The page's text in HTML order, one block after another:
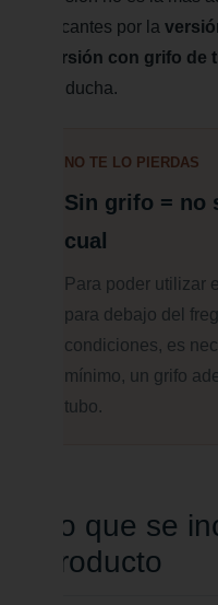
decantes por la
versión con grifo de
de ducha.
NO TE LO PIERDAS
Sin grifo = no
cual
Para poder utilizar
para debajo del
condiciones, es
mínimo, un grifo
tubo.
Lo que se
producto